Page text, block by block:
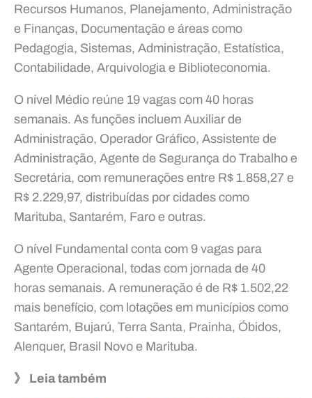
Recursos Humanos, Planejamento, Administração
e Finanças, Documentação e áreas como
Pedagogia, Sistemas, Administração, Estatística,
Contabilidade, Arquivologia e Biblioteconomia.
O nível Médio reúne 19 vagas com 40 horas
semanais. As funções incluem Auxiliar de
Administração, Operador Gráfico, Assistente de
Administração, Agente de Segurança do Trabalho e
Secretária, com remunerações entre R$ 1.858,27 e
R$ 2.229,97, distribuídas por cidades como
Marituba, Santarém, Faro e outras.
O nível Fundamental conta com 9 vagas para
Agente Operacional, todas com jornada de 40
horas semanais. A remuneração é de R$ 1.502,22
mais benefício, com lotações em municípios como
Santarém, Bujarú, Terra Santa, Prainha, Óbidos,
Alenquer, Brasil Novo e Marituba.
》 Leia também